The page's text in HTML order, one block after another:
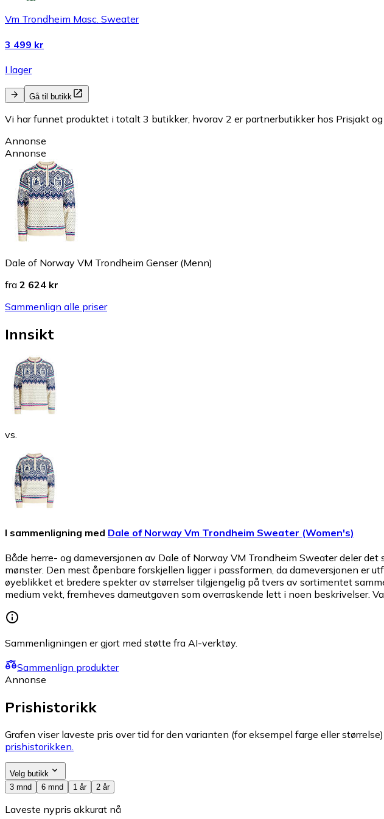
Vm Trondheim Masc. Sweater
3 499 kr
I lager
Gå til butikk
Vi har funnet produktet i totalt 3 butikker, hvorav 2 er partnerbutikker hos Prisjakt
Annonse
Annonse
Dale of Norway VM Trondheim Genser (Menn)
fra 2 624 kr
Sammenlign alle priser
Innsikt
vs.
I sammenligning med Dale of Norway Vm Trondheim Sweater (Women's)
Både herre- og dameversjonen av Dale of Norway VM Trondheim Sweater deler
mønster. Den mest åpenbare forskjellen ligger i passformen, da dameversjonen er
øyeblikket et bredere spekter av størrelser tilgjengelig på tvers av sortimentet
medium vekt, fremheves dameutgaven som overraskende lett i noen beskrivelser.
Sammenligningen er gjort med støtte fra AI-verktøy.
Sammenlign produkter
Annonse
Prishistorikk
Grafen viser laveste pris over tid for den varianten (for eksempel farge eller
prishistorikken.
Velg butikk
3 mnd
6 mnd 1 år 2 år
Laveste nypris akkurat nå